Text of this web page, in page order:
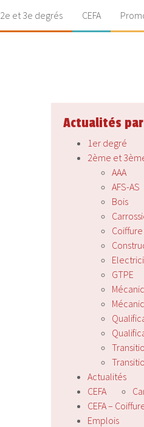
2e et 3e degrés CEFA
Actualités
1er degré
2ème et
AAA
AFS-AS
Bois
Coiffure
GTPE
Actualités
CEFA
CEFA –
Emplois